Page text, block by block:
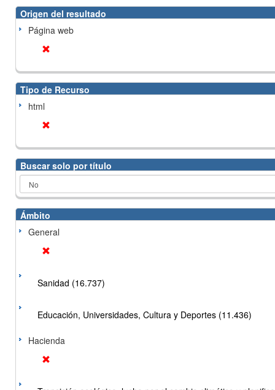
Origen del resultado
Página web
Tipo de Recurso
html
Buscar solo por título
Ámbito
General
Sanidad (16.737)
Educación, Universidades, Cultura y Deportes (11.436)
Hacienda